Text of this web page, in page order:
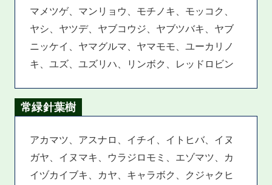
マメツゲ、マンリョウ、モチノキ、モッコク、
ヤシ、ヤツデ、ヤブコウジ、ヤブツバキ、ヤブ
ニッケイ、ヤマグルマ、ヤマモモ、ユーカリノ
キ、ユズ、ユズリハ、リンボク、レッドロビン
常緑針葉樹
アカマツ、アスナロ、イチイ、イトヒバ、イヌ
ガヤ、イヌマキ、ウラジロモミ、エゾマツ、カ
イヅカイブキ、カヤ、キャラボク、クジャクヒ